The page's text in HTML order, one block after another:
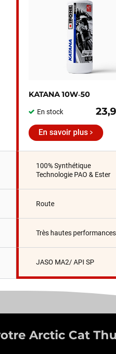
KATANA 10W‑50
En stock
En savoir plus
100% Synthétique
Technologie PAO & Ester
Route
Très hautes performances
JASO MA2/ API SP
Arctic Cat